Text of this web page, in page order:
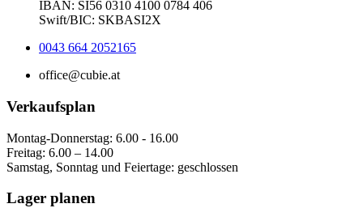
IBAN: SI56 0310 4100 0784 406
Swift/BIC: SKBASI2X
0043 664 2052165
office@cubie.at
Verkaufsplan
Montag-Donnerstag: 6.00 - 16.00
Freitag: 6.00 – 14.00
Samstag, Sonntag und Feiertage: geschlossen
Lager planen